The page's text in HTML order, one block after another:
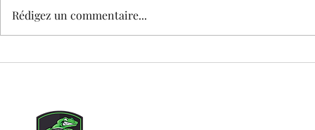
STAGE DE
Rédigez un commentaire...